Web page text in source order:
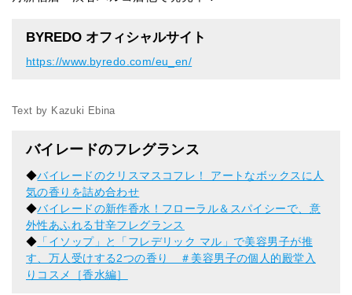
BYREDO オフィシャルサイト
https://www.byredo.com/eu_en/
Text by Kazuki Ebina
バイレードのフレグランス
◆バイレードのクリスマスコフレ！ アートなボックスに人
気の香りを詰め合わせ
◆バイレードの新作香水！フローラル＆スパイシーで、意
外性あふれる甘辛フレグランス
◆ 「イソップ」と「フレデリック マル」で美容男子が推
す、万人受けする2つの香り ＃美容男子の個人的殿堂入
りコスメ［香水編］